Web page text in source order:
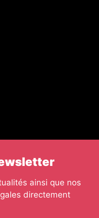
ainsi que nos
directement